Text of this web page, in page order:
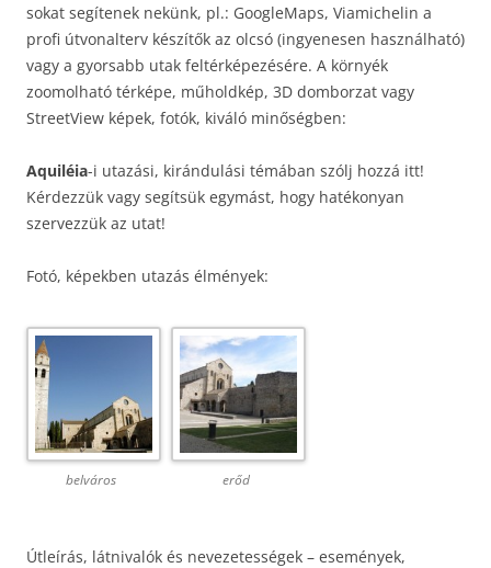
sokat segítenek nekünk, pl.: GoogleMaps, Viamichelin a
profi útvonalterv készítők az olcsó (ingyenesen használható)
vagy a gyorsabb utak feltérképezésére. A környék
zoomolható térképe, műholdkép, 3D domborzat vagy
StreetView képek, fotók, kiváló minőségben:
Aquiléia-i utazási, kirándulási témában szólj hozzá itt!
Kérdezzük vagy segítsük egymást, hogy hatékonyan
szervezzük az utat!
Fotó, képekben utazás élmények:
belváros erőd
Útleírás, látnivalók és nevezetességek – események,